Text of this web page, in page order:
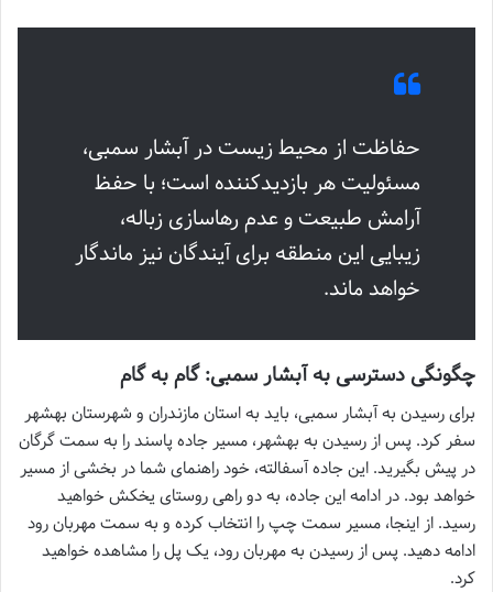
حفاظت از محیط زیست در آبشار سمبی،
مسئولیت هر بازدیدکننده است؛ با حفظ
آرامش طبیعت و عدم رهاسازی زباله،
زیبایی این منطقه برای آیندگان نیز ماندگار
خواهد ماند.
چگونگی دسترسی به آبشار سمبی: گام به گام
برای رسیدن به آبشار سمبی، باید به استان مازندران و شهرستان بهشهر
سفر کرد. پس از رسیدن به بهشهر، مسیر جاده پاسند را به سمت گرگان
در پیش بگیرید. این جاده آسفالته، خود راهنمای شما در بخشی از مسیر
خواهد بود. در ادامه این جاده، به دو راهی روستای یخکش خواهید
رسید. از اینجا، مسیر سمت چپ را انتخاب کرده و به سمت مهربان رود
ادامه دهید. پس از رسیدن به مهربان رود، یک پل را مشاهده خواهید
کرد.